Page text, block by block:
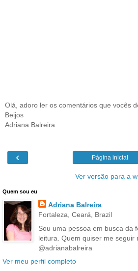
Olá, adoro ler os comentários que vocês
Beijos
Adriana Balreira
‹ Página inicial
Ver versão para a
Quem sou eu
Adriana Balreira
Fortaleza, Ceará, Brazil
Sou uma pessoa em busca da
leitura. Quem quiser me seguir
@adrianabalreira
Ver meu perfil completo